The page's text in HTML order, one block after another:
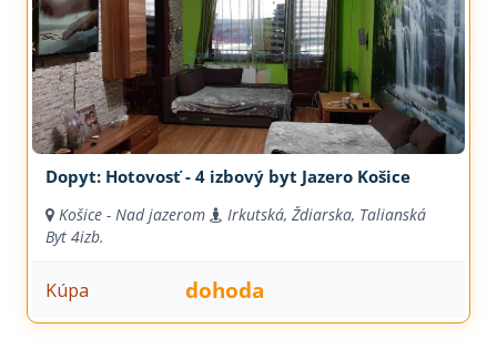
Dopyt: Hotovosť - 4 izbový byt Jazero Košice
Košice - Nad jazerom
Irkutská, Ždiarska, Talianská
Byt 4izb.
Kúpa dohoda